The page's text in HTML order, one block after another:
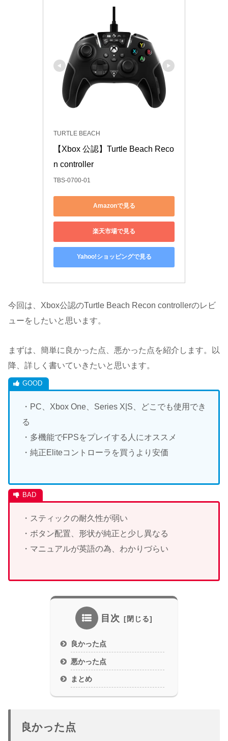
TURTLE BEACH
【Xbox 公認】Turtle Beach Reco
n controller
TBS-0700-01
Amazonで見る
楽天市場で見る
Yahoo!ショッピングで見る
今回は、Xbox公認のTurtle Beach Recon controllerのレビ
ューをしたいと思います。
まずは、簡単に良かった点、悪かった点を紹介します。以
降、詳しく書いていきたいと思います。
・PC、Xbox One、Series X|S、どこでも使用でき
る
・多機能でFPSをプレイする人にオススメ
・純正Eliteコントローラを買うより安価
・スティックの耐久性が弱い
・ボタン配置、形状が純正と少し異なる
・マニュアルが英語の為、わかりづらい
目次
良かった点
悪かった点
まとめ
良かった点